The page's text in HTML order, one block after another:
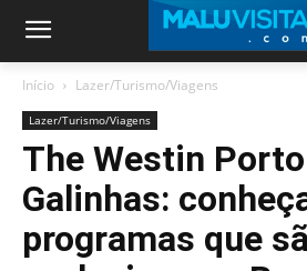
Início Lazer/Turismo/Viagens
Lazer/Turismo/Viagens
The Westin
Galinhas:
programas que